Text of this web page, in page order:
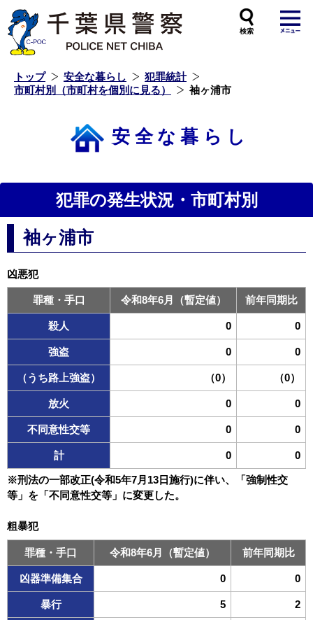
トップ 安全な暮らし
犯罪統計
市町村別（市町村を個別に見る）
袖ヶ浦市
安全な暮らし
犯罪の発生状況・市町村別
袖ヶ浦市
凶悪犯
罪種・手口 令和8年6月（暫定値） 前年同期比
殺人 0 0
強盗 0 0
（うち路上強盗） （0） （0）
放火 0 0
不同意性交等 0 0
計 0 0
※刑法の一部改正(令和5年7月13日施行)に伴い、「強制性交
等」を「不同意性交等」に変更した。
粗暴犯
罪種・手口 令和8年6月（暫定値） 前年同期比
凶器準備集合 0 0
暴行 5 2